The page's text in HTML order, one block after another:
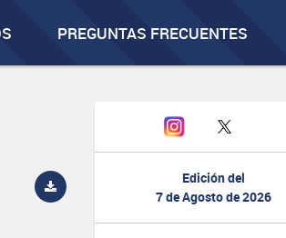
PREGUNTAS FRECUENTES
Edición del
7 de Agosto de 2026